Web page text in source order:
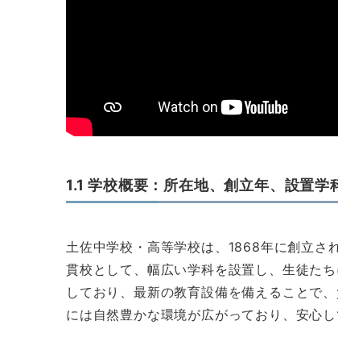
1.1 学校概要：所在地、創立年、設置学
土佐中学校・高等学校は、1868年に創立さ
貫校として、幅広い学科を設置し、生徒た
しており、最新の教育設備を備えることで
には自然豊かな環境が広がっており、安心